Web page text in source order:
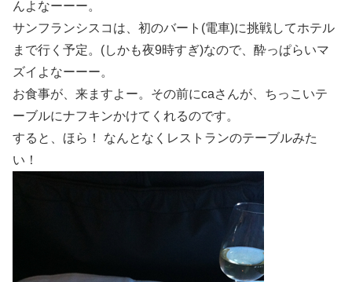
んよなーーー。
サンフランシスコは、初のバート(電車)に挑戦してホテル
まで行く予定。(しかも夜9時すぎ)なので、酔っぱらいマ
ズイよなーーー。
お食事が、来ますよー。その前にcaさんが、ちっこいテ
ーブルにナフキンかけてくれるのです。
すると、ほら！ なんとなくレストランのテーブルみた
い！